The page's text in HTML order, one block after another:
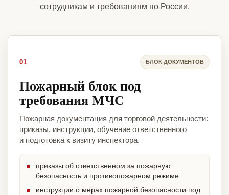
сотрудникам и требованиям по России.
01 БЛОК ДОКУМЕНТОВ
Пожарный блок под
требования МЧС
Пожарная документация для торговой деятельности:
приказы, инструкции, обучение ответственного
и подготовка к визиту инспектора.
приказы об ответственном за пожарную
безопасность и противопожарном режиме
инструкции о мерах пожарной безопасности под